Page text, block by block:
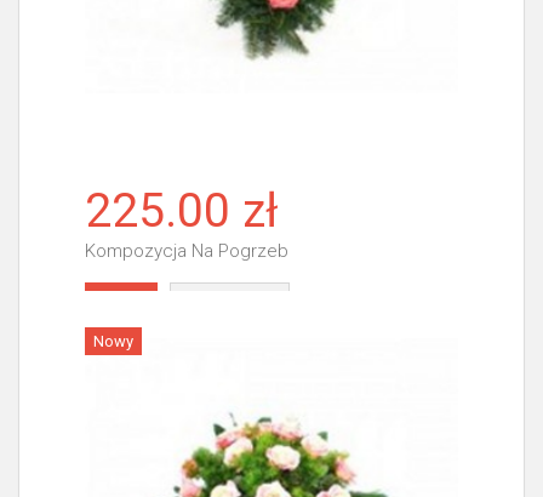
225.00 zł
Kompozycja Na Pogrzeb
Nowy